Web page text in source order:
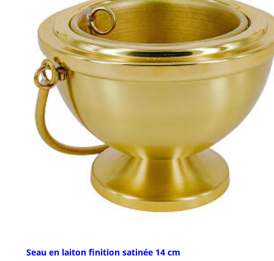
Seau en laiton finition satinée 14 cm